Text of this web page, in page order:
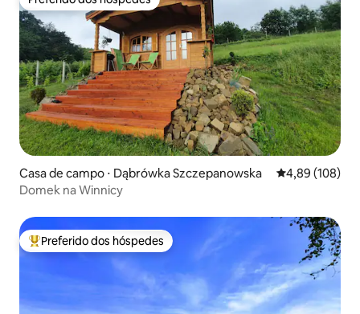
Preferido dos hóspedes
Casa de campo ⋅ Dąbrówka Szczepanowska 4,89 de uma
4,89 (108)
Domek na Winnicy
Entre os melhores preferidos dos hóspedes
Preferido dos hóspedes